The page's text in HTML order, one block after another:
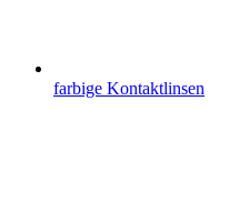
farbige Kontaktlinsen